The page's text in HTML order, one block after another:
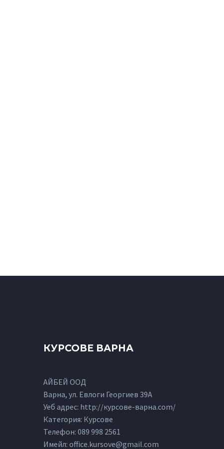
КУРСОВЕ ВАРНА
АЙБЕЙ ООД
Варна, ул. Евлоги Георгиев 39А
Уеб адрес: http://курсове-варна.com/
Категория: Курсове
Телефон: 089 998 2561
Имейл: office.kursove@gmail.com